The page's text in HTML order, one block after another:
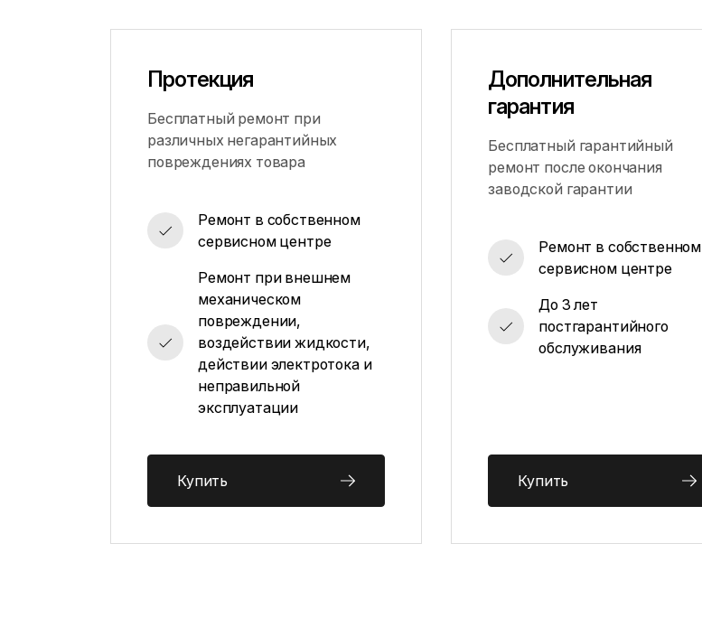
Протекция
Бесплатный ремонт при
различных негарантийных
повреждениях товара
Ремонт в собственном
сервисном центре
Ремонт при внешнем
механическом
повреждении,
воздействии жидкости,
действии электротока и
неправильной
эксплуатации
Купить
Дополнительная
гарантия
Бесплатный гарантийный
ремонт после окончания
заводской гарантии
Ремонт в собственном
сервисном центре
До 3 лет
постгарантийного
обслуживания
Купить